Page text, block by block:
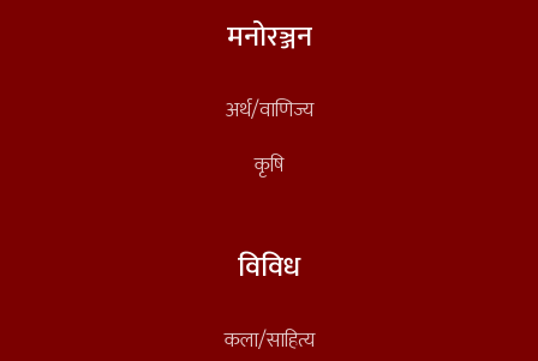
मनोरञ्जन
अर्थ/वाणिज्य
कृषि
विविध
कला/साहित्य